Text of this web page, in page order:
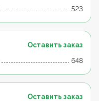
523
Оставить заказ
648
Оставить заказ